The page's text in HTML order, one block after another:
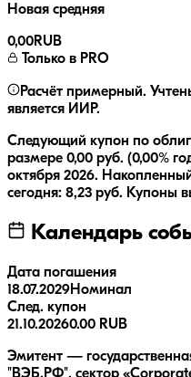
Новая средняя
0,00RUB
Только в PRO
Расчёт примерный.
является ИИР.
Следующий купон по
размере 0,00 руб. (0,00%
октября 2026.
сегодня: 8,23 руб. Купоны
Календарь
Дата погашения
18.07.2029Номинал
След. купон
21.10.20260.00 RUB
Эмитент —